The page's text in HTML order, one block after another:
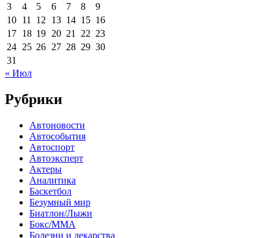
3
4 5 6 7 8
9
10 11 12 13 14 15 16
17 18 19 20 21 22 23
24 25 26 27 28 29 30
31
« Июл
Рубрики
Автоновости
Автособытия
Автоспорт
Автоэксперт
Актеры
Аналитика
Баскетбол
Безумный мир
Биатлон/Лыжи
Бокс/MMA
Болезни и лекарства